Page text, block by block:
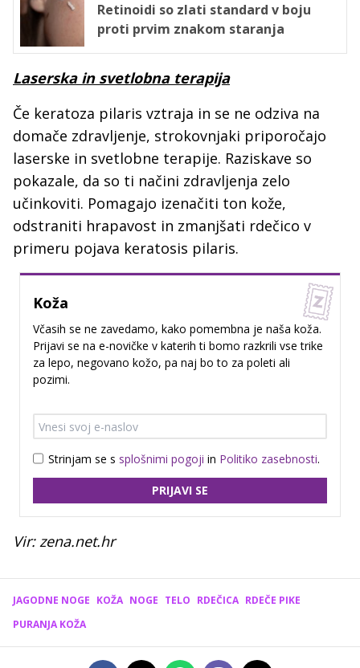
Retinoidi so zlati standard v boju
proti prvim znakom staranja
Laserska in svetlobna terapija
Če keratoza pilaris vztraja in se ne odziva na
domače zdravljenje, strokovnjaki priporočajo
laserske in svetlobne terapije. Raziskave so
pokazale, da so ti načini zdravljenja zelo
učinkoviti. Pomagajo izenačiti ton kože,
odstraniti hrapavost in zmanjšati rdečico v
primeru pojava keratosis pilaris.
Koža
Včasih se ne zavedamo, kako pomembna je naša koža.
Prijavi se na e-novičke v katerih ti bomo razkrili vse trike
za lepo, negovano kožo, pa naj bo to za poleti ali
pozimi.
Strinjam se s splošnimi pogoji in Politiko zasebnosti.
PRIJAVI SE
Vir: zena.net.hr
JAGODNE NOGE KOŽA NOGE TELO RDEČICA RDEČE PIKE
PURANJA KOŽA